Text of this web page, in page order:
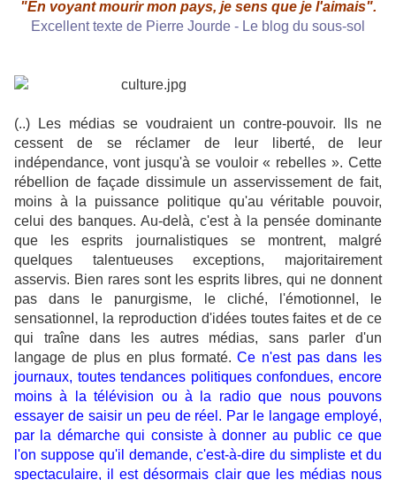
"En voyant mourir mon pays, je sens que je l'aimais".
Excellent texte de Pierre Jourde - Le blog du sous-sol
(..) Les médias se voudraient un contre-pouvoir. Ils ne
cessent de se réclamer de leur liberté, de leur
indépendance, vont jusqu'à se vouloir « rebelles ». Cette
rébellion de façade dissimule un asservissement de fait,
moins à la puissance politique qu'au véritable pouvoir,
celui des banques. Au-delà, c'est à la pensée dominante
que les esprits journalistiques se montrent, malgré
quelques talentueuses exceptions, majoritairement
asservis. Bien rares sont les esprits libres, qui ne donnent
pas dans le panurgisme, le cliché, l'émotionnel, le
sensationnel, la reproduction d'idées toutes faites et de ce
qui traîne dans les autres médias, sans parler d'un
langage de plus en plus formaté. Ce n'est pas dans les
journaux, toutes tendances politiques confondues, encore
moins à la télévision ou à la radio que nous pouvons
essayer de saisir un peu de réel. Par le langage employé,
par la démarche qui consiste à donner au public ce que
l'on suppose qu'il demande, c'est-à-dire du simpliste et du
spectaculaire, il est désormais clair que les médias nous